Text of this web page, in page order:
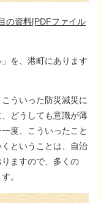
の資料[PDFファイル
を、港町にあります
ういった防災減災に
どうしても意識が薄
度、こういったこと
ということは、自治
ますので、多くの
。